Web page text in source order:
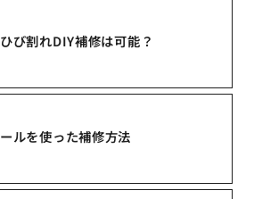
び割れDIY補修は可能？
ルを使った補修方法